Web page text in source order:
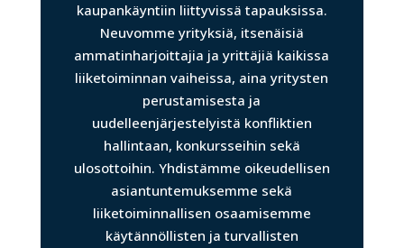
kaupankäyntiin liittyvissä tapauksissa.
Neuvomme yrityksiä, itsenäisiä
ammatinharjoittajia ja yrittäjiä kaikissa
liiketoiminnan vaiheissa, aina yritysten
perustamisesta ja
uudelleenjärjestelyistä konfliktien
hallintaan, konkursseihin sekä
ulosottoihin. Yhdistämme oikeudellisen
asiantuntemuksemme sekä
liiketoiminnallisen osaamisemme
käytännöllisten ja turvallisten